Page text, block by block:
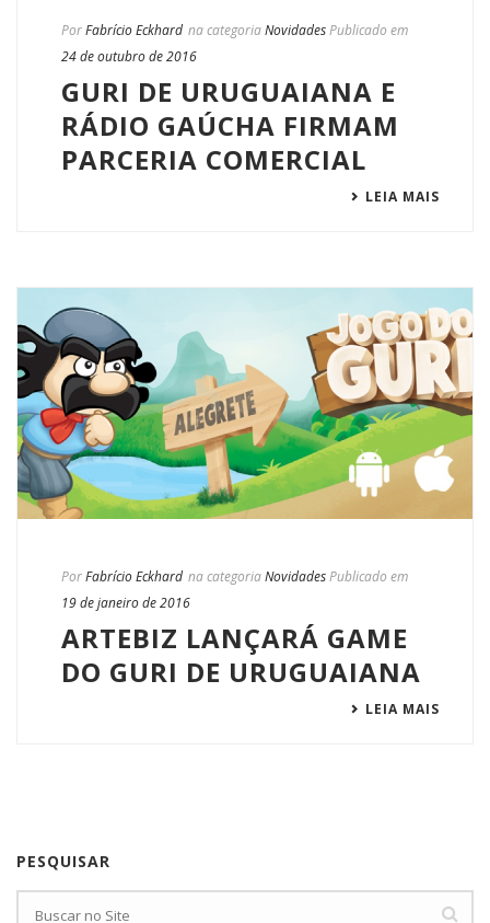
PorFabrício Eckhard na categoriaNovidadesPublicado em
24 de outubro de 2016
GURI DE URUGUAIANA E
RÁDIO GAÚCHA FIRMAM
PARCERIA COMERCIAL
LEIA MAIS
PorFabrício Eckhard na categoriaNovidadesPublicado em
19 de janeiro de 2016
ARTEBIZ LANÇARÁ GAME
DO GURI DE URUGUAIANA
LEIA MAIS
PESQUISAR